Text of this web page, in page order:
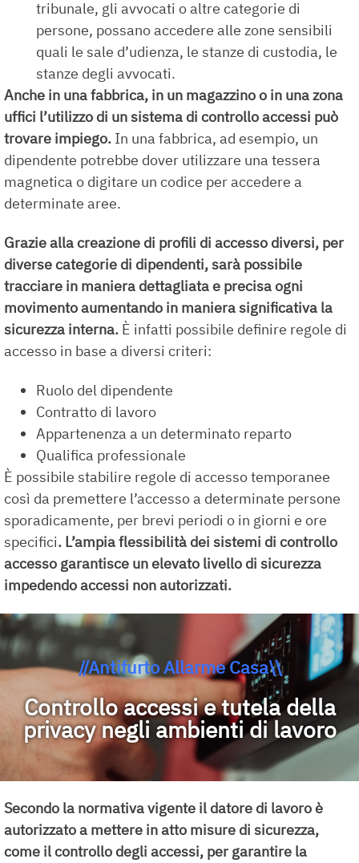
tribunale, gli avvocati o altre categorie di
persone, possano accedere alle zone sensibili
quali le sale d’udienza, le stanze di custodia, le
stanze degli avvocati.
Anche in una fabbrica, in un magazzino o in una zona
uffici l’utilizzo di un sistema di controllo accessi può
trovare impiego. In una fabbrica, ad esempio, un
dipendente potrebbe dover utilizzare una tessera
magnetica o digitare un codice per accedere a
determinate aree.
Grazie alla creazione di profili di accesso diversi, per
diverse categorie di dipendenti, sarà possibile
tracciare in maniera dettagliata e precisa ogni
movimento aumentando in maniera significativa la
sicurezza interna. È infatti possibile definire regole di
accesso in base a diversi criteri:
Ruolo del dipendente
Contratto di lavoro
Appartenenza a un determinato reparto
Qualifica professionale
È possibile stabilire regole di accesso temporanee
così da premettere l’accesso a determinate persone
sporadicamente, per brevi periodi o in giorni e ore
specifici. L’ampia flessibilità dei sistemi di controllo
accesso garantisce un elevato livello di sicurezza
impedendo accessi non autorizzati.
//Antifurto Allarme Casa\\
Controllo accessi e tutela della
privacy negli ambienti di lavoro
Secondo la normativa vigente il datore di lavoro è
autorizzato a mettere in atto misure di sicurezza,
come il controllo degli accessi, per garantire la